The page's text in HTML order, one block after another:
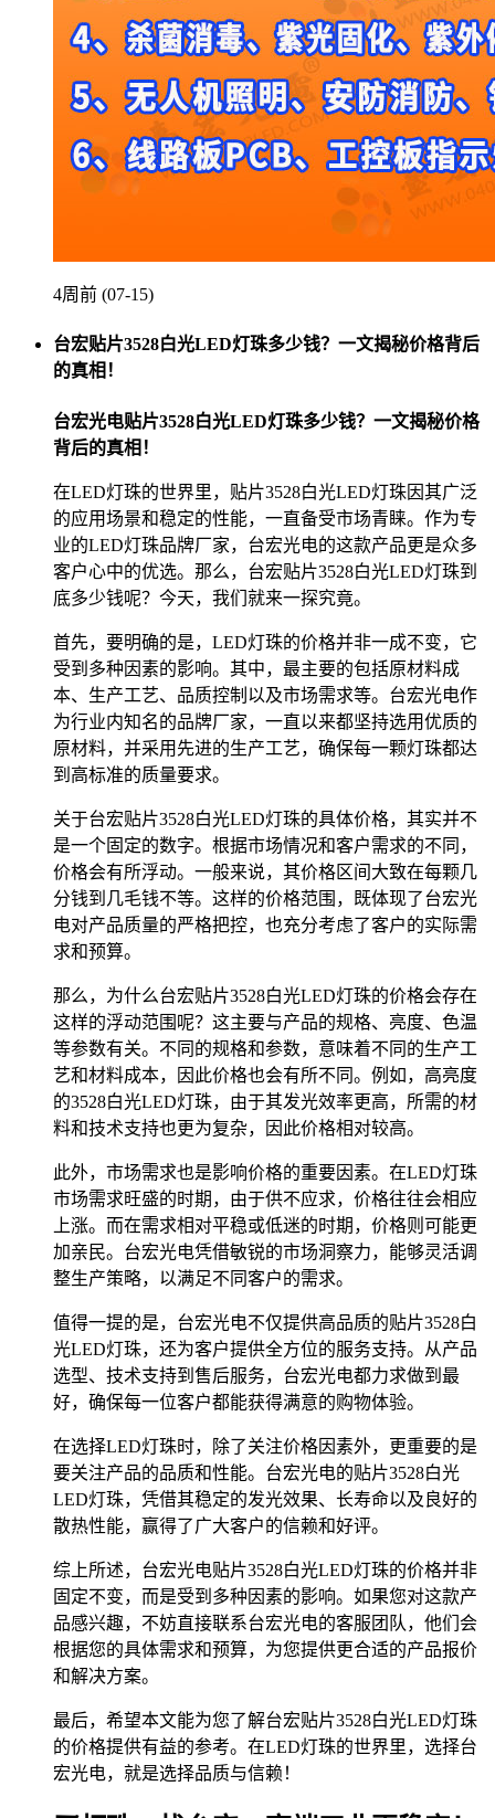
4周前 (07-15)
台宏贴片3528白光LED灯珠多少钱？一文揭秘价格背后
的真相！
台宏光电贴片3528白光LED灯珠多少钱？一文揭秘价格
背后的真相！
在LED灯珠的世界里，贴片3528白光LED灯珠因其广泛
的应用场景和稳定的性能，一直备受市场青睐。作为专
业的LED灯珠品牌厂家，台宏光电的这款产品更是众多
客户心中的优选。那么，台宏贴片3528白光LED灯珠到
底多少钱呢？今天，我们就来一探究竟。
首先，要明确的是，LED灯珠的价格并非一成不变，它
受到多种因素的影响。其中，最主要的包括原材料成
本、生产工艺、品质控制以及市场需求等。台宏光电作
为行业内知名的品牌厂家，一直以来都坚持选用优质的
原材料，并采用先进的生产工艺，确保每一颗灯珠都达
到高标准的质量要求。
关于台宏贴片3528白光LED灯珠的具体价格，其实并不
是一个固定的数字。根据市场情况和客户需求的不同，
价格会有所浮动。一般来说，其价格区间大致在每颗几
分钱到几毛钱不等。这样的价格范围，既体现了台宏光
电对产品质量的严格把控，也充分考虑了客户的实际需
求和预算。
那么，为什么台宏贴片3528白光LED灯珠的价格会存在
这样的浮动范围呢？这主要与产品的规格、亮度、色温
等参数有关。不同的规格和参数，意味着不同的生产工
艺和材料成本，因此价格也会有所不同。例如，高亮度
的3528白光LED灯珠，由于其发光效率更高，所需的材
料和技术支持也更为复杂，因此价格相对较高。
此外，市场需求也是影响价格的重要因素。在LED灯珠
市场需求旺盛的时期，由于供不应求，价格往往会相应
上涨。而在需求相对平稳或低迷的时期，价格则可能更
加亲民。台宏光电凭借敏锐的市场洞察力，能够灵活调
整生产策略，以满足不同客户的需求。
值得一提的是，台宏光电不仅提供高品质的贴片3528白
光LED灯珠，还为客户提供全方位的服务支持。从产品
选型、技术支持到售后服务，台宏光电都力求做到最
好，确保每一位客户都能获得满意的购物体验。
在选择LED灯珠时，除了关注价格因素外，更重要的是
要关注产品的品质和性能。台宏光电的贴片3528白光
LED灯珠，凭借其稳定的发光效果、长寿命以及良好的
散热性能，赢得了广大客户的信赖和好评。
综上所述，台宏光电贴片3528白光LED灯珠的价格并非
固定不变，而是受到多种因素的影响。如果您对这款产
品感兴趣，不妨直接联系台宏光电的客服团队，他们会
根据您的具体需求和预算，为您提供更合适的产品报价
和解决方案。
最后，希望本文能为您了解台宏贴片3528白光LED灯珠
的价格提供有益的参考。在LED灯珠的世界里，选择台
宏光电，就是选择品质与信赖！